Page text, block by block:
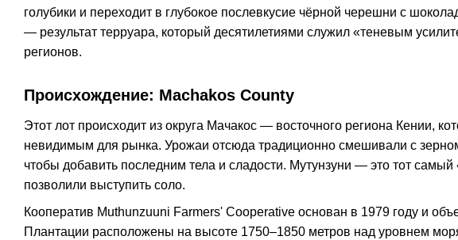
голубики и переходит в глубокое послевкусие чёрной черешни с
— результат терруара, который десятилетиями служил «теневым
регионов.
Происхождение: Machakos County
Этот лот происходит из округа Мачакос — восточного региона Кении,
невидимым для рынка. Урожаи отсюда традиционно смешивали с
чтобы добавить последним тела и сладости. Мутунзуни — это тот
позволили выступить соло.
Кооператив Muthunzuuni Farmers' Cooperative основан в 1979 году и
Плантации расположены на высоте 1750–1850 метров над уровнем